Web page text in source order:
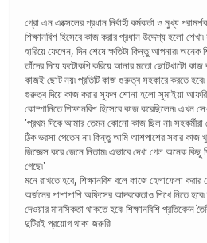
গ্রো এন এক্সেলের প্রধান নির্বাহী কর্মকর্তা ও মুখ্য
শিক্ষানবিশ হিসেবে কাজ করার প্রধান উদ্দেশ্য হলো
হারিয়ে ফেলেন, দিন শেষে ক্ষতিটা কিন্তু আপনার৷ অনেক
তাঁদের দিয়ে ফটোকপি করিয়ে আনার মতো ছোটখাটো
কাজই ছোট নয়৷ প্রতিটি কাজ গুরুত্ব সহকারে করতে হবে৷
গুরুত্ব দিয়ে কাজ করার সুফল শোনা হলো সুমাইয়া
কোম্পানিতে শিক্ষানবিশ হিসেবে কাজ করেছিলেন৷ এখন
'প্রথম দিকে আমার তেমন কোনো কাজ ছিল না৷
ঠিক ভরসা পেতেন না৷ কিন্তু আমি আশপাশের সবার কাজ
জিজ্ঞেস করে জেনে নিতাম৷ এভাবে দেখা গেল অনেক কিছু
গেছে৷'
মনে রাখতে হবে, শিক্ষানবিশ বলে কাজে হেলাফেলা করার
অর্জনের পাশাপাশি অফিসের আদবকেতাও শিখে নিতে
দেওয়ার মানসিকতা থাকতে হবে৷ শিক্ষানবিশি প্রতিবেদন
দুটিরই প্রয়োগ থাকা জরুরি৷